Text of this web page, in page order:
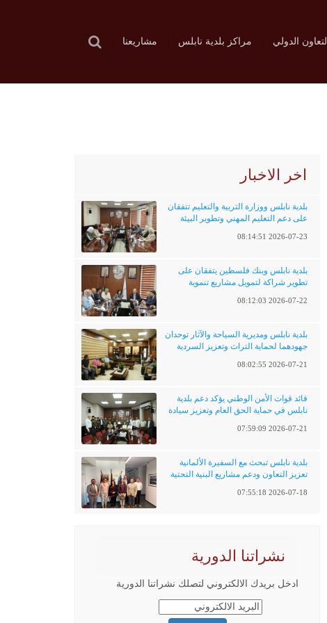
التعاون الدولي مراكز بلدية نابلس مشاريعنا
اخر الاخبار
بلدية نابلس ووزارة التربية والتعليم تتفقان
على دعم التعليم المهني وتطوير البيئة
2026-07-23 08:14:51
بلدية نابلس وبنك فلسطين يتفقان على
تطوير شراكة لتمويل مشاريع تنموية
2026-07-22 08:12:03
بلدية نابلس ومديرية السياحة والآثار توحدان
جهودهما لحماية التراث وتعزيز السردية
2026-07-21 08:02:55
قائد قوات الأمن الوطني يؤكد دعم بلدية
نابلس في حماية الحق العام وتعزيز سيادة
2026-07-21 07:59:09
بلدية نابلس تبحث مع السفيرة الألمانية
تعزيز التعاون ودعم مشاريع البنية التحتية
2026-07-18 07:55:18
نشراتنا الدورية
ادخل بريدك الالكتروني لتصلك نشراتنا الدورية